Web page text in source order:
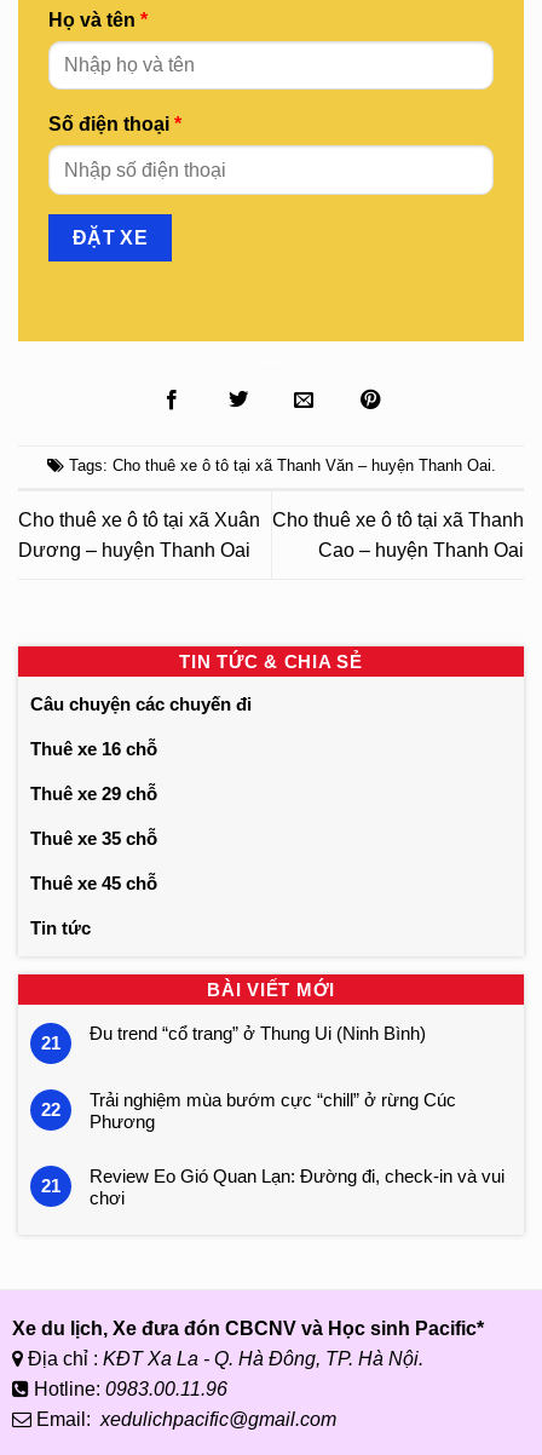
Họ và tên *
Số điện thoại *
Tags: Cho thuê xe ô tô tại xã Thanh Văn – huyện Thanh Oai.
Cho thuê xe ô tô tại xã Xuân
Dương – huyện Thanh Oai
Cho thuê xe ô tô tại xã Thanh
Cao – huyện Thanh Oai
TIN TỨC & CHIA SẺ
Câu chuyện các chuyến đi
Thuê xe 16 chỗ
Thuê xe 29 chỗ
Thuê xe 35 chỗ
Thuê xe 45 chỗ
Tin tức
BÀI VIẾT MỚI
21 Đu trend “cổ trang” ở Thung Ui (Ninh Bình)
22
Trải nghiệm mùa bướm cực “chill” ở rừng Cúc
Phương
21
Review Eo Gió Quan Lạn: Đường đi, check-in và vui
chơi
Xe du lịch, Xe đưa đón CBCNV và Học sinh Pacific*
Địa chỉ : KĐT Xa La - Q. Hà Đông, TP. Hà Nội.
Hotline: 0983.00.11.96
Email: xedulichpacific@gmail.com